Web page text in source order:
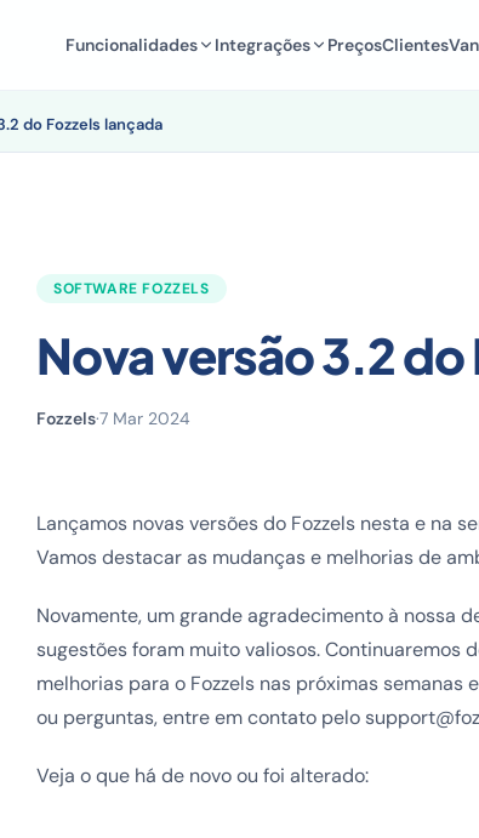
Funcionalidades Integrações PreçosClientes
do Fozzels lançada
SOFTWARE FOZZELS
Nova versão 3.2
Fozzels·7 Mar 2024
Lançamos novas versões do Fozzels nesta e na
Vamos destacar as mudanças e melhorias de
Novamente, um grande agradecimento à nossa
sugestões foram muito valiosos. Continuaremos
melhorias para o Fozzels nas próximas
ou perguntas, entre em contato pelo
Veja o que há de novo ou foi alterado: